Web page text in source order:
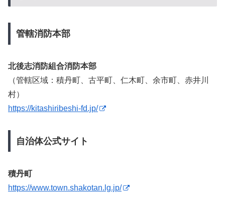
管轄消防本部
北後志消防組合消防本部
（管轄区域：積丹町、古平町、仁木町、余市町、赤井川
村）
https://kitashiribeshi-fd.jp/
自治体公式サイト
積丹町
https://www.town.shakotan.lg.jp/